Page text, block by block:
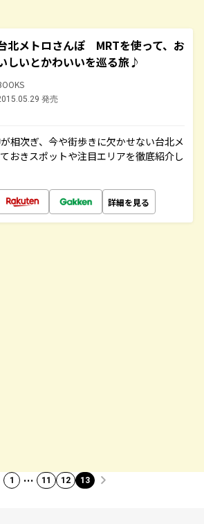
北メトロさんぽ MRTを使って、お
しいとかわいいを巡る旅♪
発売
相次ぎ、今や街歩きに欠かせない台北メ
おきスポットや注目エリアを徹底紹介し
詳細を見る
1 … 11 12 13